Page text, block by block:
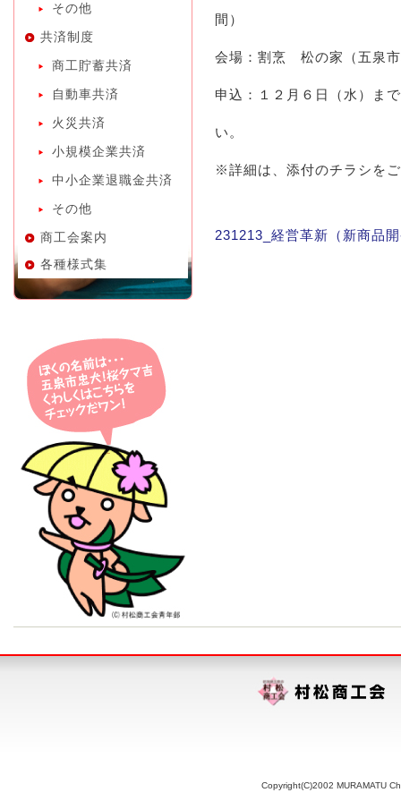
その他
共済制度
商工貯蓄共済
自動車共済
火災共済
小規模企業共済
中小企業退職金共済
その他
商工会案内
各種様式集
間）
会場：割烹 松の家（五泉
申込：１２月６日（水）ま
い。
※詳細は、添付のチラシを
231213_経営革新（新商品
Copyright(C)2002 MURAMATU